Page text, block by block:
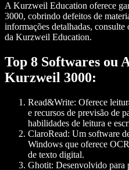
A Kurzweil Education oferece
3000, cobrindo defeitos de
informações detalhadas,
da Kurzweil Education.
Top 8 Softwares ou
Kurzweil 3000:
Read&Write: Oferece
e recursos de previsão de
habilidades de leitura e
ClaroRead: Um software
Windows que oferece
de texto digital.
Ghotit: Desenvolvido para